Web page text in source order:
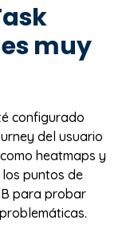
muy
configurado
del usuario
heatmaps y
puntos de
para probar